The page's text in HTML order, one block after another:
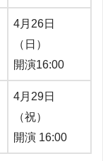
4月26日
（日）
開演16:00
4月29日
（祝）
開演 16:00